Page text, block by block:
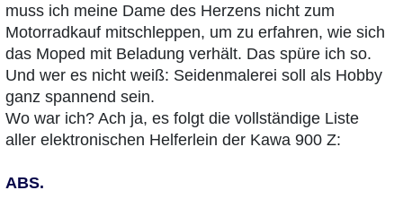
muss ich meine Dame des Herzens nicht zum
Motorradkauf mitschleppen, um zu erfahren, wie sich
das Moped mit Beladung verhält. Das spüre ich so.
Und wer es nicht weiß: Seidenmalerei soll als Hobby
ganz spannend sein.
Wo war ich? Ach ja, es folgt die vollständige Liste
aller elektronischen Helferlein der Kawa 900 Z:
ABS.